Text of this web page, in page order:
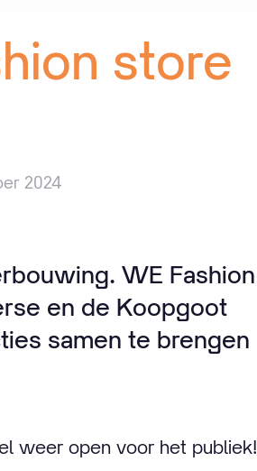
store
2024
WE Fashion
en de Koopgoot
samen te brengen
weer open voor het publiek!